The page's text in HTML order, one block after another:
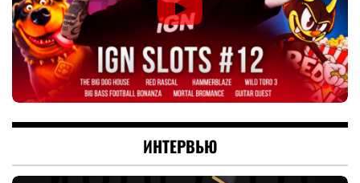
ИНТЕРВЬЮ